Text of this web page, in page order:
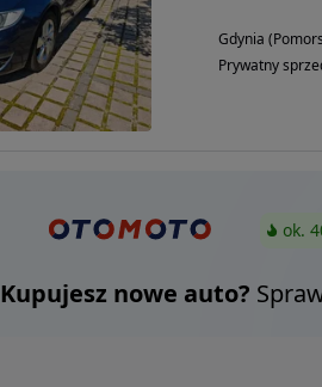
Gdynia
Prywatny
ok.
Kupujesz nowe auto?